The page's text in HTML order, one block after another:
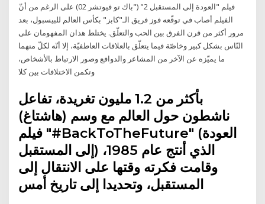
فيلم "العودة إلى المستقبل 2" ("باك تو فيوتشر 02) على الرغم من أنّ
الفيلم أصاب في توقّعه فوز فريق الـ"كابز" بكأس العالم للبيسبول، بعد
مرور أكثر من قرن الفرق بين الحب والتعلّق. يختلط هذان المفهومان على
النّاس بشكل كبير وخاصّة فيما يتعلّق بالعلاقات العاطفيّة، إلا أنّه لكلّ منهما
ما يميّزه عن الآخر من المشاعر والدوافع وصور الارتباط بالأشخاص،
وتكمن الاختلافات بين كلا
بأكثر من 1.2 مليون تغريدة، تفاعل
ناشطون حول العالم مع وسم (هاشتاغ)
فيلم "#BackToTheFuture" (العودة
إلى المستقبل) الذي أنتج عام 1985،
وقامت فكرته وقتها على الانتقال إلى
المستقبل، وتحديدا إلى تاريخ أمس